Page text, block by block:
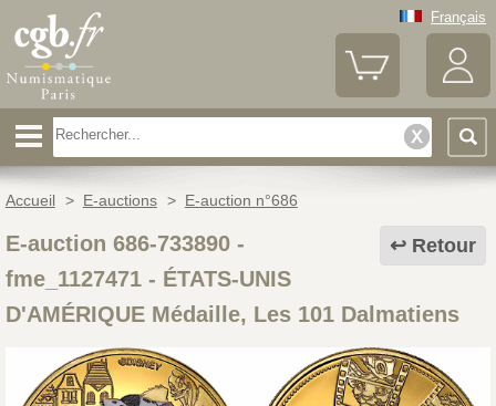
Français
Accueil > E-auctions > E-auction n°686
Retour
E-auction 686-733890 -
fme_1127471- ÉTATS-UNIS
D'AMÉRIQUE Médaille, Les 101 Dalmatiens